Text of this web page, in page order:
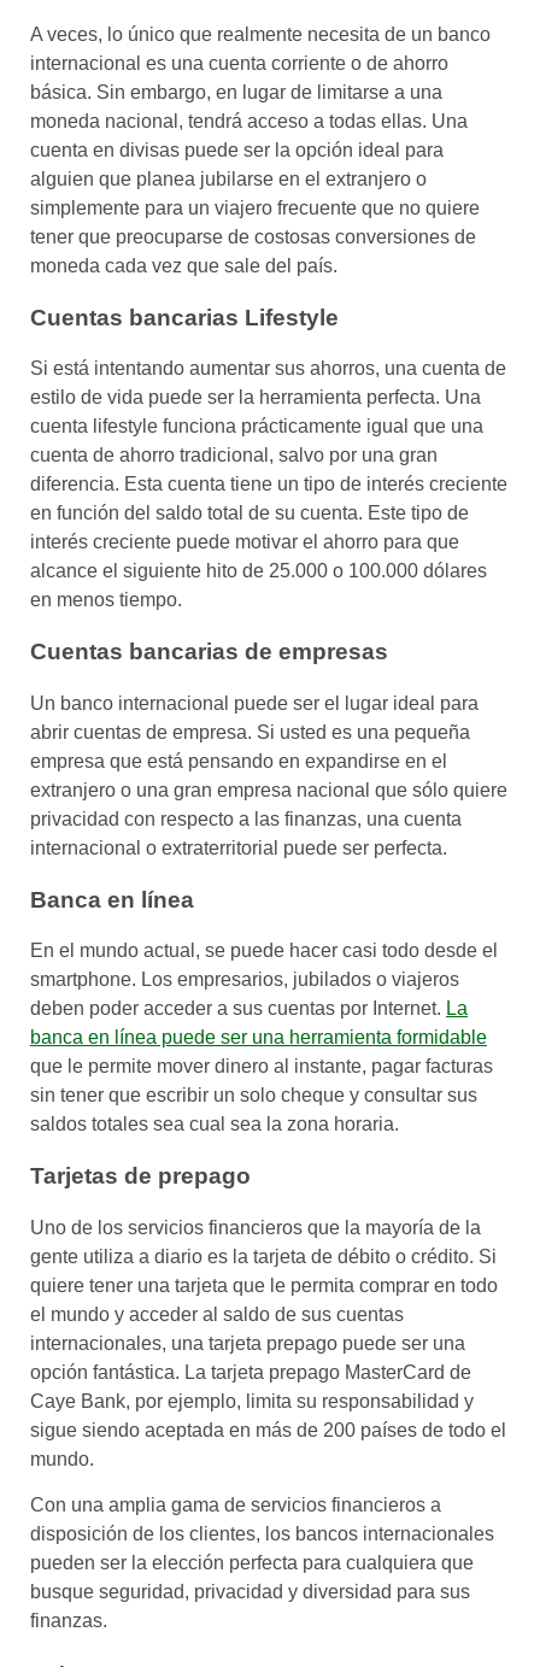
A veces, lo único que realmente necesita de un banco
internacional es una cuenta corriente o de ahorro
básica. Sin embargo, en lugar de limitarse a una
moneda nacional, tendrá acceso a todas ellas. Una
cuenta en divisas puede ser la opción ideal para
alguien que planea jubilarse en el extranjero o
simplemente para un viajero frecuente que no quiere
tener que preocuparse de costosas conversiones de
moneda cada vez que sale del país.
Cuentas bancarias Lifestyle
Si está intentando aumentar sus ahorros, una cuenta de
estilo de vida puede ser la herramienta perfecta. Una
cuenta lifestyle funciona prácticamente igual que una
cuenta de ahorro tradicional, salvo por una gran
diferencia. Esta cuenta tiene un tipo de interés creciente
en función del saldo total de su cuenta. Este tipo de
interés creciente puede motivar el ahorro para que
alcance el siguiente hito de 25.000 o 100.000 dólares
en menos tiempo.
Cuentas bancarias de empresas
Un banco internacional puede ser el lugar ideal para
abrir cuentas de empresa. Si usted es una pequeña
empresa que está pensando en expandirse en el
extranjero o una gran empresa nacional que sólo quiere
privacidad con respecto a las finanzas, una cuenta
internacional o extraterritorial puede ser perfecta.
Banca en línea
En el mundo actual, se puede hacer casi todo desde el
smartphone. Los empresarios, jubilados o viajeros
deben poder acceder a sus cuentas por Internet. La
banca en línea puede ser una herramienta formidable
que le permite mover dinero al instante, pagar facturas
sin tener que escribir un solo cheque y consultar sus
saldos totales sea cual sea la zona horaria.
Tarjetas de prepago
Uno de los servicios financieros que la mayoría de la
gente utiliza a diario es la tarjeta de débito o crédito. Si
quiere tener una tarjeta que le permita comprar en todo
el mundo y acceder al saldo de sus cuentas
internacionales, una tarjeta prepago puede ser una
opción fantástica. La tarjeta prepago MasterCard de
Caye Bank, por ejemplo, limita su responsabilidad y
sigue siendo aceptada en más de 200 países de todo el
mundo.
Con una amplia gama de servicios financieros a
disposición de los clientes, los bancos internacionales
pueden ser la elección perfecta para cualquiera que
busque seguridad, privacidad y diversidad para sus
finanzas.